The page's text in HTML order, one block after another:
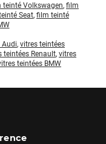
teinté Volkswagen, film
Seat, film teinté
Audi, vitres teintées
teintées Renault, vitres
teintées BMW